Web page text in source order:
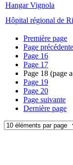
Hangar Vignola
Hôpital régional de
Première page
Page précédente
Page 16
Page 17
Page 18 (page
Page 19
Page 20
Page suivante
Dernière page